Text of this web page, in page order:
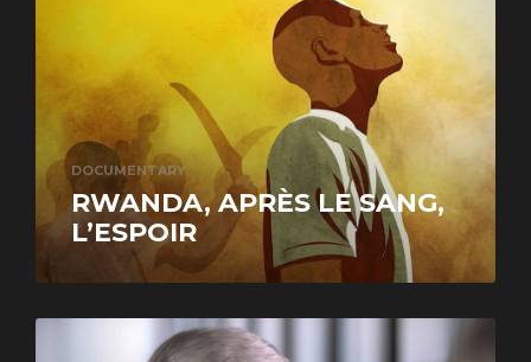
DOCUMENTARY
RWANDA, APRÈS LE SANG,
L’ESPOIR